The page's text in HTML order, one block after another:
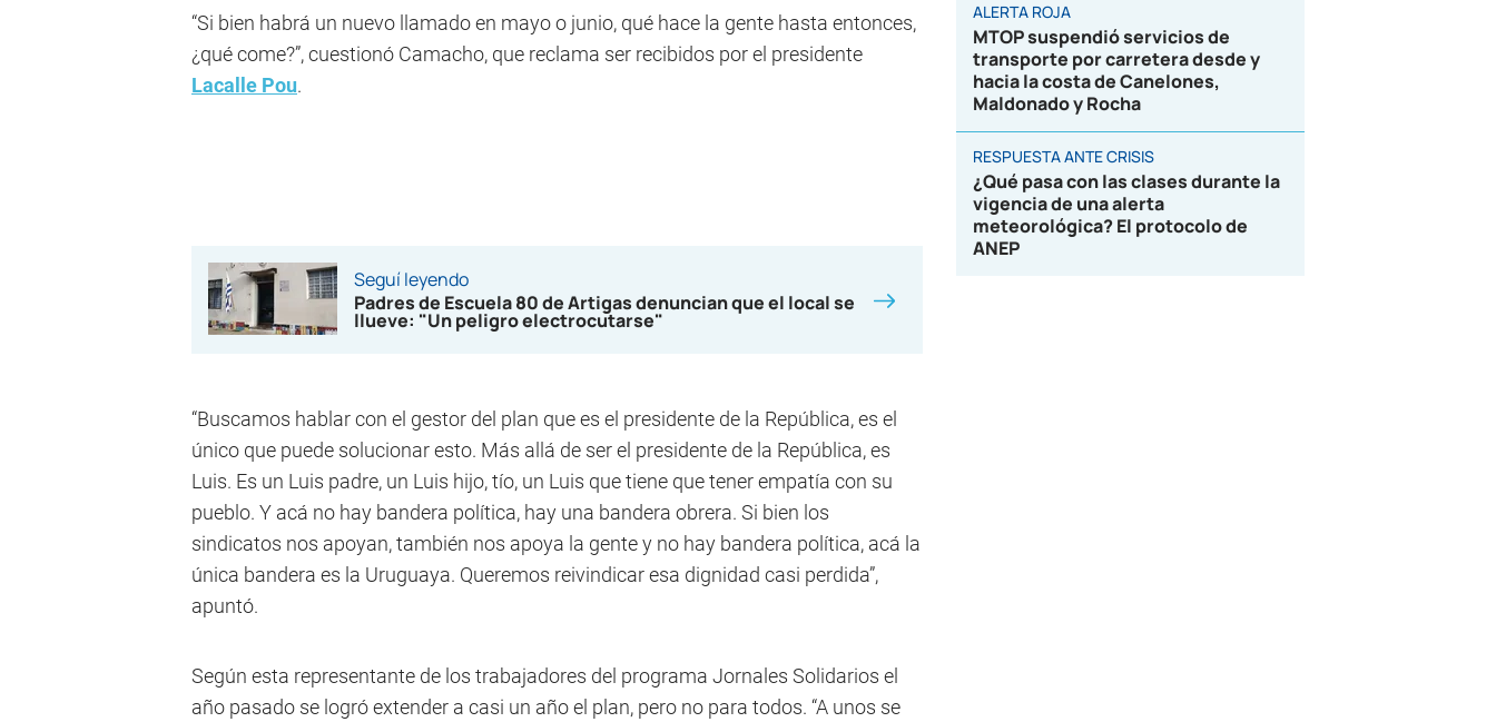
“Si bien habrá un nuevo llamado en mayo o junio, qué hace la gente hasta entonces,
¿qué come?”, cuestionó Camacho, que reclama ser recibidos por el presidente
Lacalle Pou.
Seguí leyendo
Padres de Escuela 80 de Artigas denuncian que el local se
llueve: "Un peligro electrocutarse"
“Buscamos hablar con el gestor del plan que es el presidente de la República, es el
único que puede solucionar esto. Más allá de ser el presidente de la República, es
Luis. Es un Luis padre, un Luis hijo, tío, un Luis que tiene que tener empatía con su
pueblo. Y acá no hay bandera política, hay una bandera obrera. Si bien los
sindicatos nos apoyan, también nos apoya la gente y no hay bandera política, acá la
única bandera es la Uruguaya. Queremos reivindicar esa dignidad casi perdida”,
apuntó.
Según esta representante de los trabajadores del programa Jornales Solidarios el
año pasado se logró extender a casi un año el plan, pero no para todos. “A unos se
ALERTA ROJA
MTOP suspendió servicios de
transporte por carretera desde y
hacia la costa de Canelones,
Maldonado y Rocha
RESPUESTA ANTE CRISIS
¿Qué pasa con las clases durante la
vigencia de una alerta
meteorológica? El protocolo de
ANEP